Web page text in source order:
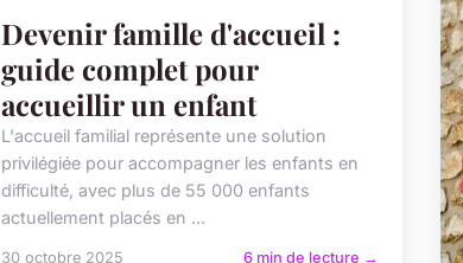
Devenir famille d'accueil :
guide complet pour
accueillir un enfant
L'accueil familial représente une solution
privilégiée pour accompagner les enfants en
difficulté, avec plus de 55 000 enfants
actuellement placés en ...
30 octobre 2025 6 min de lecture →